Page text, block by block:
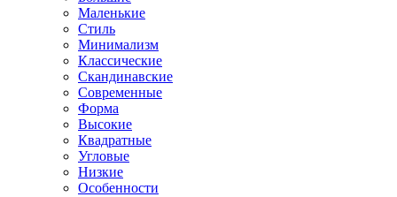
Маленькие
Стиль
Минимализм
Классические
Скандинавские
Современные
Форма
Высокие
Квадратные
Угловые
Низкие
Особенности